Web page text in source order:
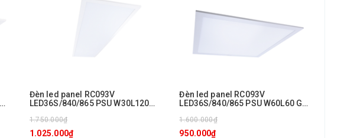
Đèn led panel RC093V
LED36S/840/865 PSU W30L120
1.750.000₫
1.025.000₫
Đèn led panel RC093V
LED36S/840/865 PSU W60L60 GM
1.600.000₫
950.000₫